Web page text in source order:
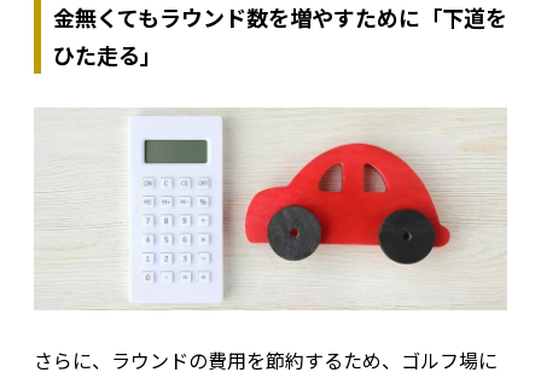
金無くてもラウンド数を増やすために「下道を
ひた走る」
さらに、ラウンドの費用を節約するため、ゴルフ場に